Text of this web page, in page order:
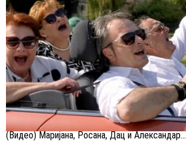
(Видео) Маријана, Росана, Дац и Александар...